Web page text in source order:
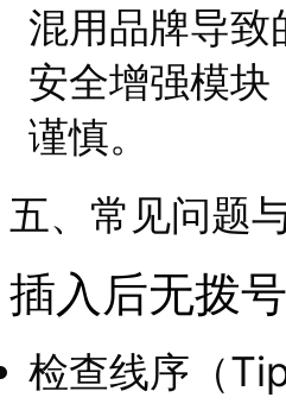
混用品牌导致
安全增强模
谨慎。
五、常见问题
插入后无拨
检查线序（